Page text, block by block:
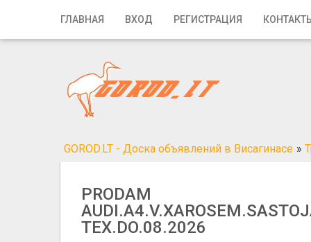
ГЛАВНАЯ ВХОД РЕГИСТРАЦИЯ
Главная
Регистрация
Добавить объявление
GOROD.LT - Доска объявлений в Висагинасе »
PRODAM
TEX.DO.08.2026